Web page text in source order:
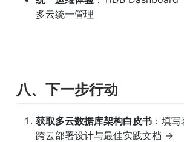
多云统一管理
八、下一步行动
获取多云数据库架构白皮书 ：填
跨云部署设计与最佳实践文档 →